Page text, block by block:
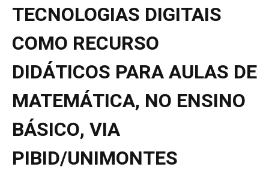
TECNOLOGIAS DIGITAIS
COMO RECURSO
DIDÁTICOS PARA AULAS DE
MATEMÁTICA, NO ENSINO
BÁSICO, VIA
PIBID/UNIMONTES